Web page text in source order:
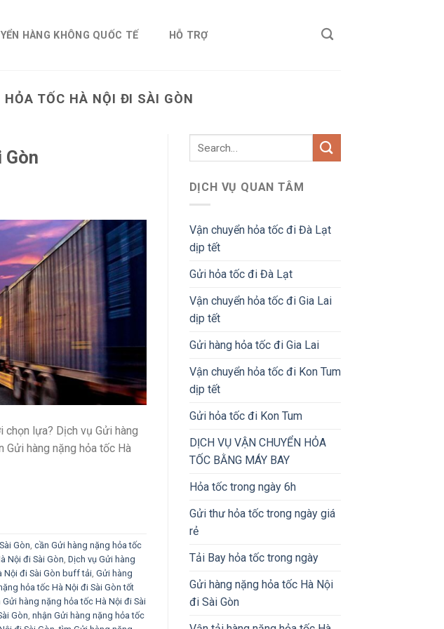
HÀNG KHÔNG QUỐC TẾ HỖ TRỢ
HỎA TỐC HÀ NỘI ĐI SÀI GÒN
Gòn
lựa? Dịch vụ Gửi hàng
Gửi hàng nặng hỏa tốc Hà
Gòn, cần Gửi hàng nặng hỏa tốc
Nội đi Sài Gòn, Dịch vụ Gửi hàng
Nội đi Sài Gòn buff tải, Gửi hàng
hỏa tốc Hà Nội đi Sài Gòn tốt
hàng nặng hỏa tốc Hà Nội đi Sài
Gòn, nhận Gửi hàng nặng hỏa tốc
DỊCH VỤ QUAN TÂM
Vận chuyển hỏa tốc đi Đà Lạt
dịp tết
Gửi hỏa tốc đi Đà Lạt
Vận chuyển hỏa tốc đi Gia Lai
dịp tết
Gửi hàng hỏa tốc đi Gia Lai
Vận chuyển hỏa tốc đi Kon Tum
dịp tết
Gửi hỏa tốc đi Kon Tum
DỊCH VỤ VẬN CHUYỂN HỎA
TỐC BẰNG MÁY BAY
Hỏa tốc trong ngày 6h
Gửi thư hỏa tốc trong ngày giá
rẻ
Tải Bay hỏa tốc trong ngày
Gửi hàng nặng hỏa tốc Hà Nội
đi Sài Gòn